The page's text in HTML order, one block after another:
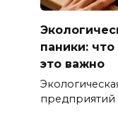
паники:
это важно
предприятий